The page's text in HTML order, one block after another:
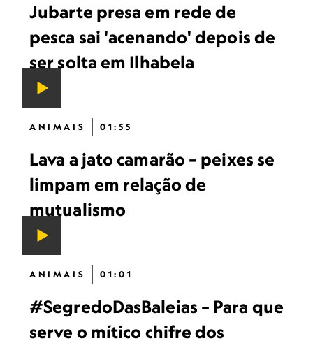
Jubarte presa em rede de
pesca sai 'acenando' depois de
ser solta em Ilhabela
ANIMAIS 01:55
Lava a jato camarão – peixes se
limpam em relação de
mutualismo
ANIMAIS 01:01
#SegredoDasBaleias – Para que
serve o mítico chifre dos